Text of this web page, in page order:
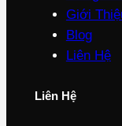
Giới
Blog
Liên Hệ
Liên Hệ